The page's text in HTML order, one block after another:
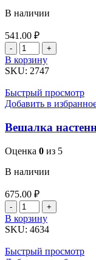
В наличии
541.00 ₽
Количество
товара
Вешалка
с
полкой
В корзину
SKU: 2747
Быстрый просмотр
Добавить в
Вешалка
Оценка 0 из 5
В наличии
675.00 ₽
Количество
товара
Вешалка
с
В корзину
SKU: 4634
Быстрый просмотр